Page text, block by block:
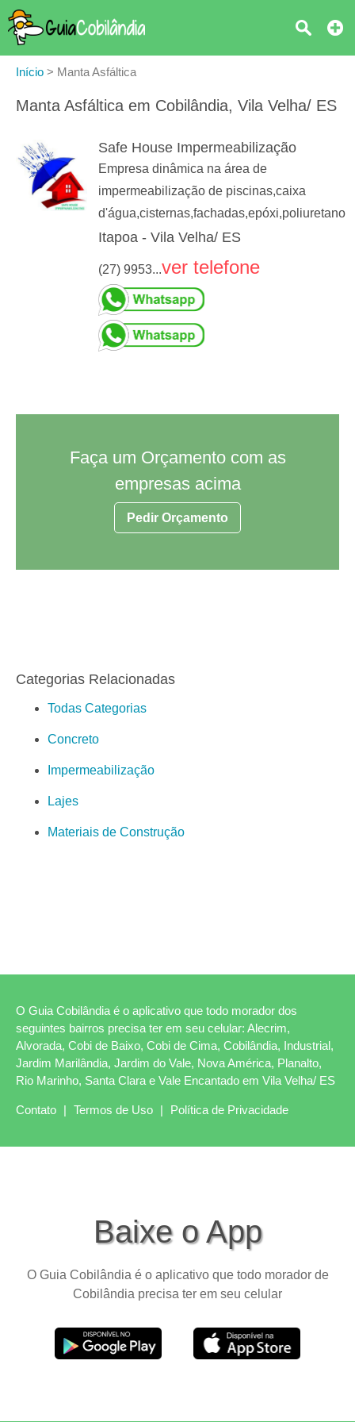
Início > Manta Asfáltica
Manta Asfáltica em Cobilândia, Vila Velha/ ES
Safe House Impermeabilização
Empresa dinâmica na área de
impermeabilização de piscinas,caixa
d'água,cisternas,fachadas,epóxi,poliuretano
Itapoa - Vila Velha/ ES
(27) 9953...ver telefone
Faça um Orçamento com as
empresas acima
Pedir Orçamento
Categorias Relacionadas
Todas Categorias
Concreto
Impermeabilização
Lajes
Materiais de Construção
O Guia Cobilândia é o aplicativo que todo morador dos
seguintes bairros precisa ter em seu celular: Alecrim,
Alvorada, Cobi de Baixo, Cobi de Cima, Cobilândia, Industrial,
Jardim Marilândia, Jardim do Vale, Nova América, Planalto,
Rio Marinho, Santa Clara e Vale Encantado em Vila Velha/ ES
Contato | Termos de Uso | Política de Privacidade
Baixe o App
O Guia Cobilândia é o aplicativo que todo morador de
Cobilândia precisa ter em seu celular